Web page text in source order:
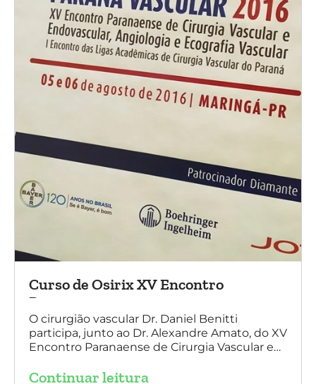
Curso de Osirix XV Encontro
Paranaense
O cirurgião vascular Dr. Daniel Benitti
participa, junto ao Dr. Alexandre Amato, do XV
Encontro Paranaense de Cirurgia Vascular e
Continuar leitura